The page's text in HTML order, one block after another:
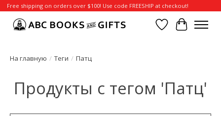
Free shipping on orders over $100! Use code FREESHIP at checkout!
Отложенные
Корзина
На главную / Теги / Патц
Продукты с тегом 'Патц'